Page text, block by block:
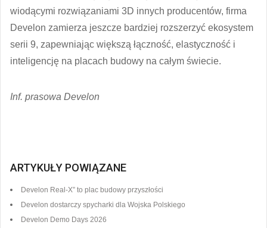
wiodącymi rozwiązaniami 3D innych producentów, firma
Develon zamierza jeszcze bardziej rozszerzyć ekosystem
serii 9, zapewniając większą łączność, elastyczność i
inteligencję na placach budowy na całym świecie.
Inf. prasowa Develon
ARTYKUŁY POWIĄZANE
Develon Real-X” to plac budowy przyszłości
Develon dostarczy spycharki dla Wojska Polskiego
Develon Demo Days 2026